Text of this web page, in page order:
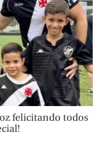
felicitando todos